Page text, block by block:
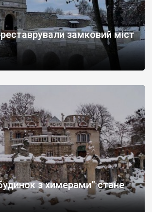
замковий міст
з химерами” стане